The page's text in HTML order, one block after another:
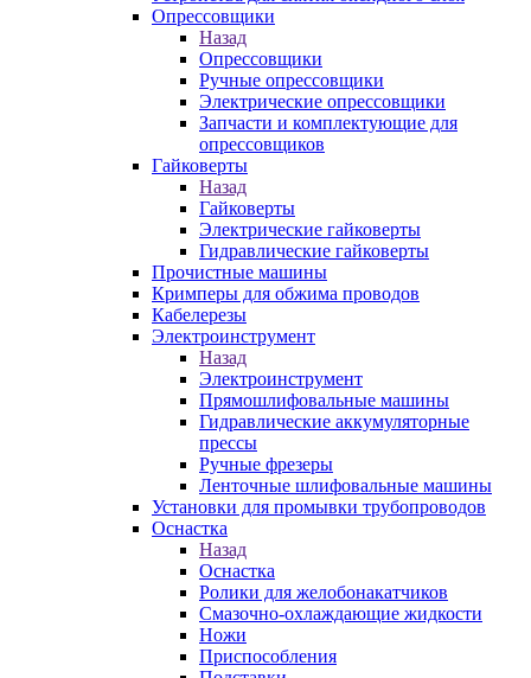
Опрессовщики
Назад
Опрессовщики
Ручные опрессовщики
Электрические опрессовщики
Запчасти и комплектующие для
опрессовщиков
Гайковерты
Назад
Гайковерты
Электрические гайковерты
Гидравлические гайковерты
Прочистные машины
Кримперы для обжима проводов
Кабелерезы
Электроинструмент
Назад
Электроинструмент
Прямошлифовальные машины
Гидравлические аккумуляторные
прессы
Ручные фрезеры
Ленточные шлифовальные машины
Установки для промывки трубопроводов
Оснастка
Назад
Оснастка
Ролики для желобонакатчиков
Смазочно-охлаждающие жидкости
Ножи
Приспособления